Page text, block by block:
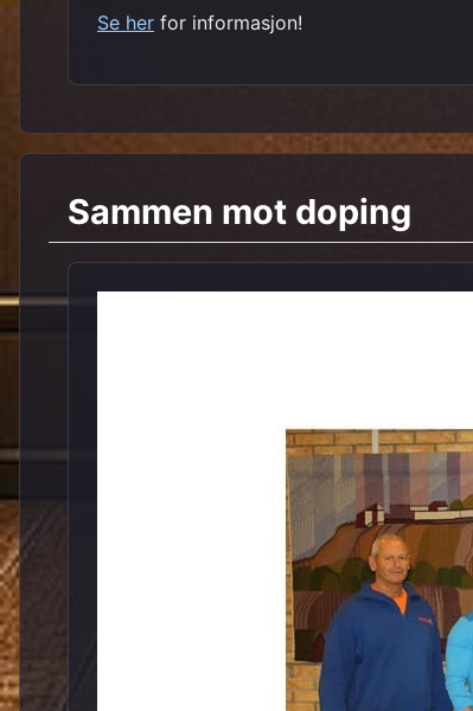
Se her for informasjon!
Sammen mot doping